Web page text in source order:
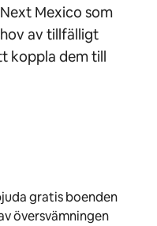
Mexico som
av tillfälligt
koppla dem till
gratis boenden
översvämningen